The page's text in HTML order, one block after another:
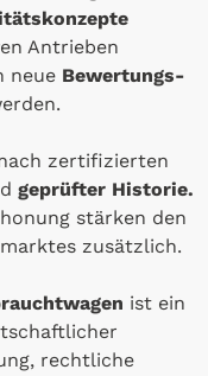
Antrieben
neue Bewertungs-
zertifizierten
geprüfter Historie.
stärken den
zusätzlich.
ist ein
rechtliche